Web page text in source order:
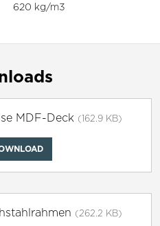
620 kg/m3
MDF-Deck (162.9 KB)
(262.2 KB)